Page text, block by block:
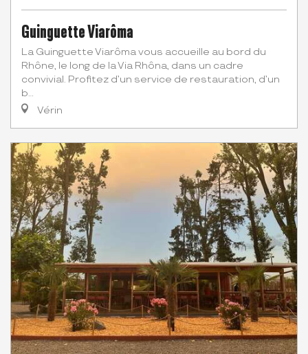
Guinguette Viarôma
La Guinguette Viarôma vous accueille au bord du
Rhône, le long de la Via Rhôna, dans un cadre
convivial. Profitez d’un service de restauration, d’un
b...
Vérin